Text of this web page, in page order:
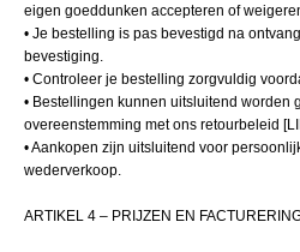
eigen goeddunken accepteren of
• Je bestelling is pas bevestigd na
bevestiging.
• Controleer je bestelling zorgvuldig
• Bestellingen kunnen uitsluitend worden
overeenstemming met ons retourbeleid
• Aankopen zijn uitsluitend voor
wederverkoop.
ARTIKEL 4 – PRIJZEN EN